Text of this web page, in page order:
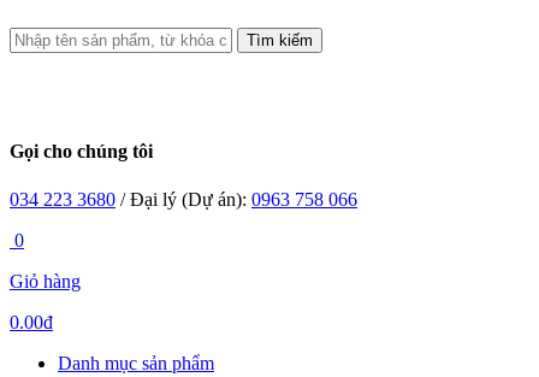
Tìm kiếm
Gọi cho chúng tôi
034 223 3680 / Đại lý (Dự án): 0963 758 066
0
Giỏ hàng
0.00đ
Danh mục sản phẩm